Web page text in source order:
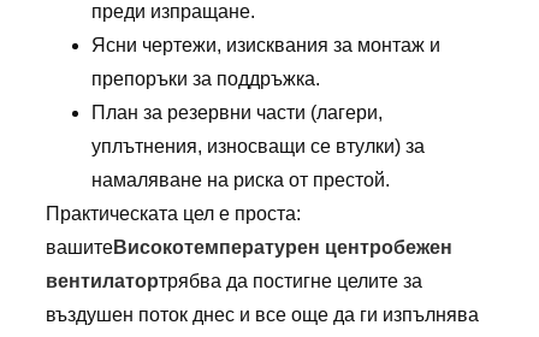
преди изпращане.
Ясни чертежи, изисквания за монтаж и
препоръки за поддръжка.
План за резервни части (лагери,
уплътнения, износващи се втулки) за
намаляване на риска от престой.
Практическата цел е проста:
вашитеВисокотемпературен центробежен
вентилатортрябва да постигне целите за
въздушен поток днес и все още да ги изпълнява